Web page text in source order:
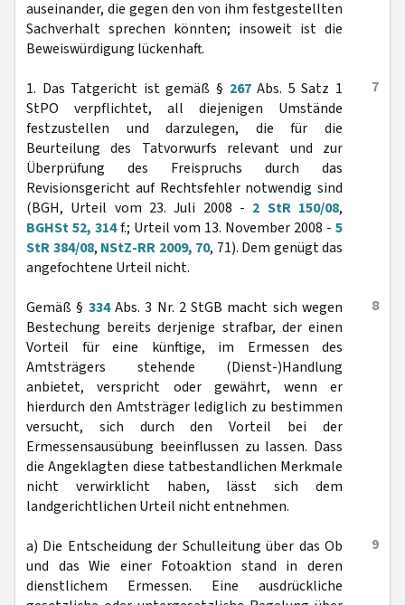
auseinander, die gegen den von ihm festgestellten
Sachverhalt sprechen könnten; insoweit ist die
Beweiswürdigung lückenhaft.
7
1. Das Tatgericht ist gemäß § 267Abs. 5 Satz 1
StPO verpflichtet, all diejenigen Umstände
festzustellen und darzulegen, die für die
Beurteilung des Tatvorwurfs relevant und zur
Überprüfung des Freispruchs durch das
Revisionsgericht auf Rechtsfehler notwendig sind
(BGH, Urteil vom 23. Juli 2008 - 2 StR 150/08,
BGHSt 52, 314f.; Urteil vom 13. November 2008 - 5
StR 384/08, NStZ-RR 2009, 70, 71). Dem genügt das
angefochtene Urteil nicht.
8
Gemäß § 334Abs. 3 Nr. 2 StGB macht sich wegen
Bestechung bereits derjenige strafbar, der einen
Vorteil für eine künftige, im Ermessen des
Amtsträgers stehende (Dienst-)Handlung
anbietet, verspricht oder gewährt, wenn er
hierdurch den Amtsträger lediglich zu bestimmen
versucht, sich durch den Vorteil bei der
Ermessensausübung beeinflussen zu lassen. Dass
die Angeklagten diese tatbestandlichen Merkmale
nicht verwirklicht haben, lässt sich dem
landgerichtlichen Urteil nicht entnehmen.
9
a) Die Entscheidung der Schulleitung über das Ob
und das Wie einer Fotoaktion stand in deren
dienstlichem Ermessen. Eine ausdrückliche